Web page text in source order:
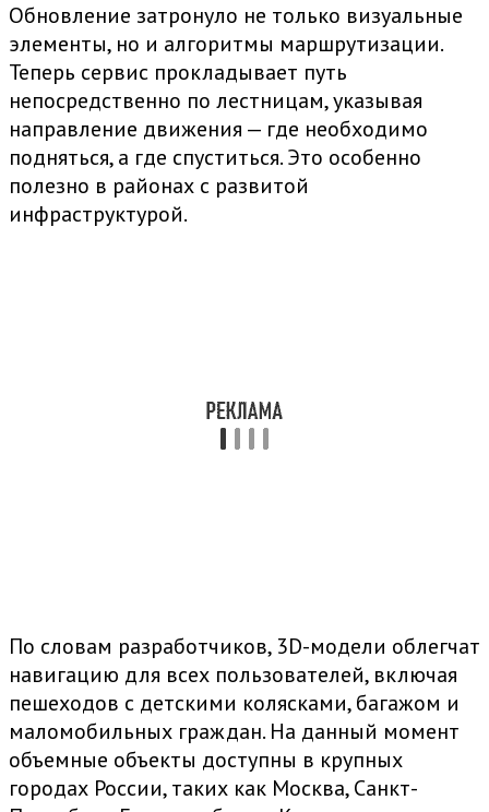
Обновление затронуло не только визуальные
элементы, но и алгоритмы маршрутизации.
Теперь сервис прокладывает путь
непосредственно по лестницам, указывая
направление движения — где необходимо
подняться, а где спуститься. Это особенно
полезно в районах с развитой
инфраструктурой.
По словам разработчиков, 3D-модели облегчат
навигацию для всех пользователей, включая
пешеходов с детскими колясками, багажом и
маломобильных граждан. На данный момент
объемные объекты доступны в крупных
городах России, таких как Москва, Санкт-